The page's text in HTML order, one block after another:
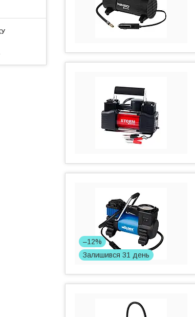
–12%
Залишився 31 день